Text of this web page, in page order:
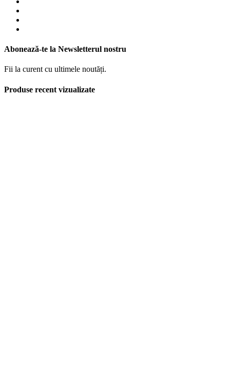
Abonează-te la Newsletterul nostru
Fii la curent cu ultimele noutăți.
Produse recent vizualizate